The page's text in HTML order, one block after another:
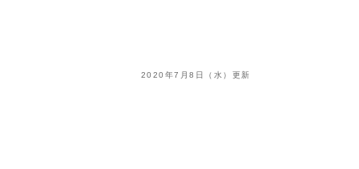
2020年7月8日（水）更新